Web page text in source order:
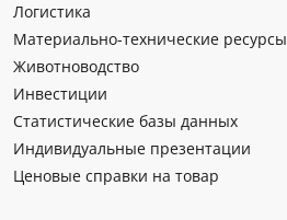
Логистика
Материально-технические ресурсы
Животноводство
Инвестиции
Статистические базы данных
Индивидуальные презентации
Ценовые справки на товар